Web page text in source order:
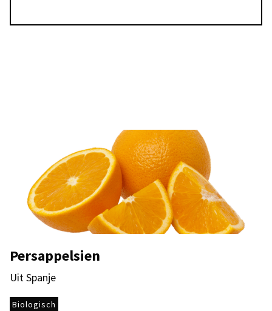
Persappelsien
Uit Spanje
Biologisch